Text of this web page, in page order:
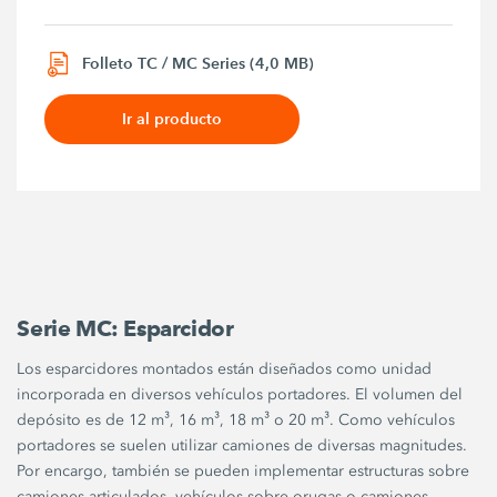
Folleto TC / MC Series (4,0 MB)
Ir al producto
Serie MC: Esparcidor
Los esparcidores montados están diseñados como unidad
incorporada en diversos vehículos portadores. El volumen del
depósito es de 12 m³, 16 m³, 18 m³ o 20 m³. Como vehículos
portadores se suelen utilizar camiones de diversas magnitudes.
Por encargo, también se pueden implementar estructuras sobre